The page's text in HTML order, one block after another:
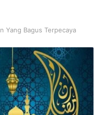
Yang Bagus Terpecaya